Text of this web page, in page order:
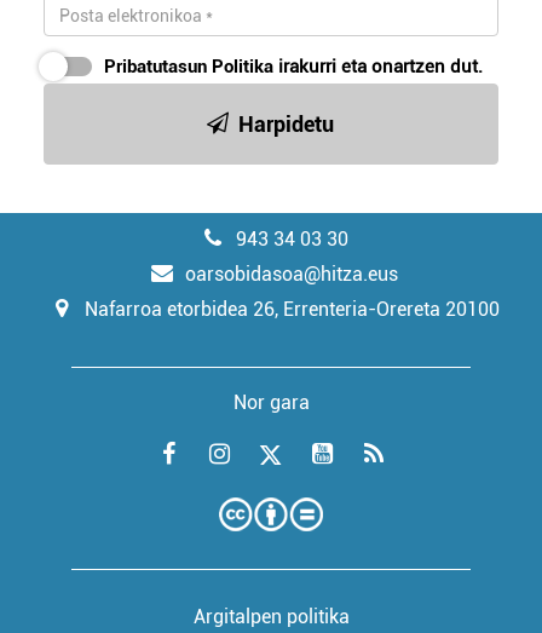
Pribatutasun Politika irakurri eta onartzen dut.
Harpidetu
943 34 03 30
oarsobidasoa@hitza.eus
Nafarroa etorbidea 26, Errenteria-Orereta 20100
Nor gara
Argitalpen politika